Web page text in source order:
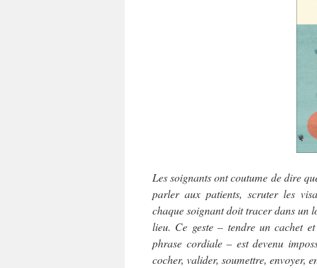
Les soignants ont coutume de dire
parler aux patients, scruter les
chaque soignant doit tracer dans un
lieu. Ce geste – tendre un cachet
phrase cordiale – est devenu
cocher, valider, soumettre, envoyer,